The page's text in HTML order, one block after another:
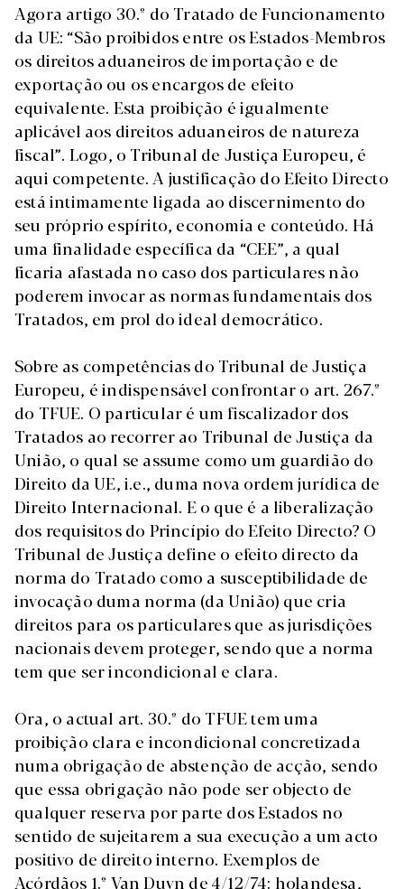
Agora artigo 30.º do Tratado de Funcionamento
da UE: “São proibidos entre os Estados-Membros
os direitos aduaneiros de importação e de
exportação ou os encargos de efeito
equivalente. Esta proibição é igualmente
aplicável aos direitos aduaneiros de natureza
fiscal”. Logo, o Tribunal de Justiça Europeu, é
aqui competente. A justificação do Efeito Directo
está intimamente ligada ao discernimento do
seu próprio espírito, economia e conteúdo. Há
uma finalidade específica da “CEE”, a qual
ficaria afastada no caso dos particulares não
poderem invocar as normas fundamentais dos
Tratados, em prol do ideal democrático.
Sobre as competências do Tribunal de Justiça
Europeu, é indispensável confrontar o art. 267.º
do TFUE. O particular é um fiscalizador dos
Tratados ao recorrer ao Tribunal de Justiça da
União, o qual se assume como um guardião do
Direito da UE, i.e., duma nova ordem jurídica de
Direito Internacional. E o que é a liberalização
dos requisitos do Princípio do Efeito Directo? O
Tribunal de Justiça define o efeito directo da
norma do Tratado como a susceptibilidade de
invocação duma norma (da União) que cria
direitos para os particulares que as jurisdições
nacionais devem proteger, sendo que a norma
tem que ser incondicional e clara.
Ora, o actual art. 30.º do TFUE tem uma
proibição clara e incondicional concretizada
numa obrigação de abstenção de acção, sendo
que essa obrigação não pode ser objecto de
qualquer reserva por parte dos Estados no
sentido de sujeitarem a sua execução a um acto
positivo de direito interno. Exemplos de
Acórdãos 1.º Van Duyn de 4/12/74: holandesa,